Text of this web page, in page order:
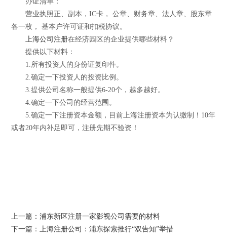
营业执照正、副本，IC卡， 公章、财务章、法人章、股东章
各一枚， 基本户许可证和扣税协议。
上海公司注册在经济园区的企业提供哪些材料？
提供以下材料：
1.所有投资人的身份证复印件。
2.确定一下投资人的投资比例。
3.提供公司名称一般提供6-20个，越多越好。
4.确定一下公司的经营范围。
5.确定一下注册资本金额，目前上海注册资本为认缴制！10年
或者20年内补足即可，注册先期不验资！
上一篇：浦东新区注册一家影视公司需要的材料
下一篇：上海注册公司：浦东探索推行“双告知”举措